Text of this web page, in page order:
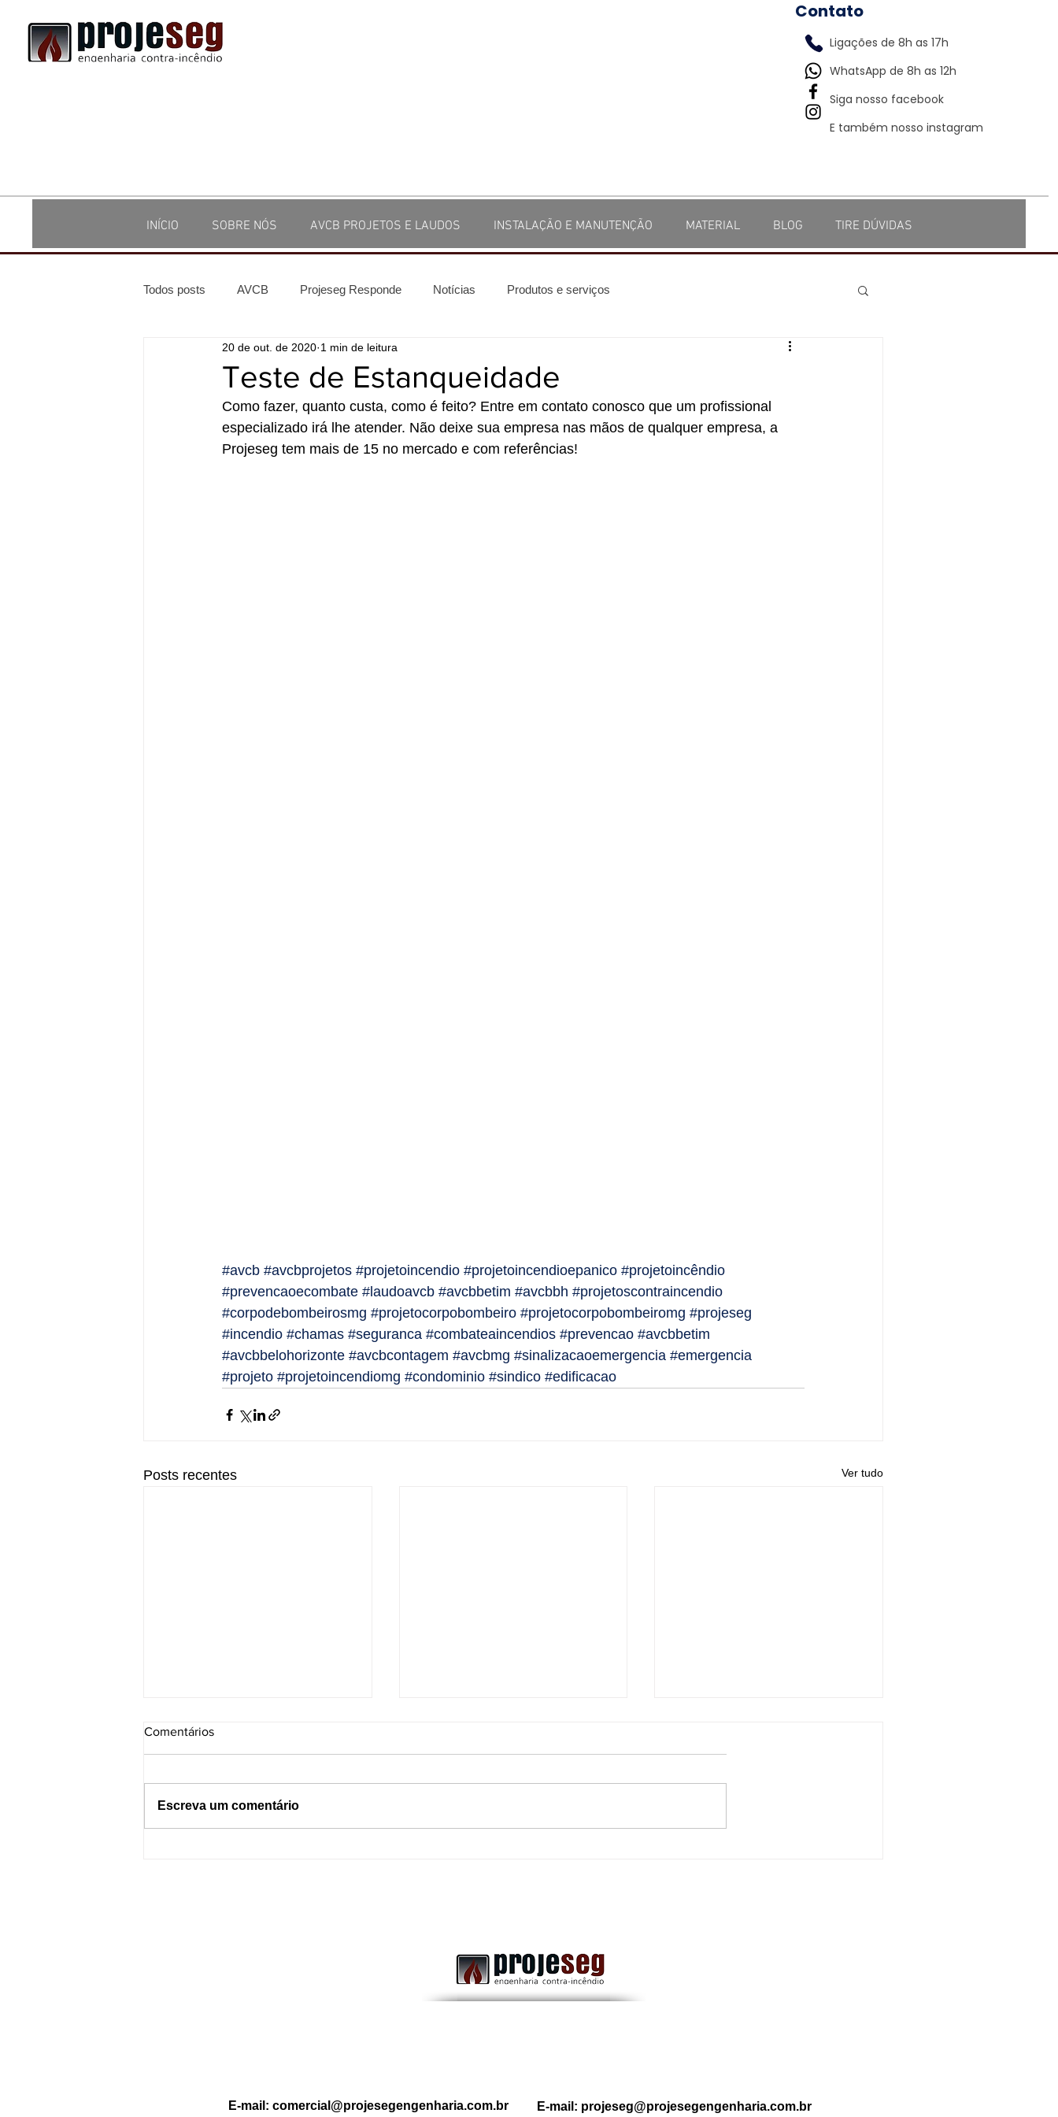
Contato
Ligações de 8h as 17h
WhatsApp de 8h as 12h
Siga nosso facebook
E também nosso instagram
INÍCIO SOBRE NÓS AVCB PROJETOS E LAUDOS INSTALAÇÃO E MANUTENÇÃO MATERIAL BLOG TIRE DÚVIDAS
Todos posts AVCB Projeseg Responde Notícias Produtos e serviços
Teste de Estanqueidade
20 de out. de 2020 1 min de leitura
Como fazer, quanto custa, como é feito? Entre em contato conosco que um profissional
especializado irá lhe atender. Não deixe sua empresa nas mãos de qualquer empresa, a
Projeseg tem mais de 15 no mercado e com referências!
#avcb #avcbprojetos #projetoincendio #projetoincendioepanico #projetoincêndio
#prevencaoecombate #laudoavcb #avcbbetim #avcbbh #projetoscontraincendio
#corpodebombeirosmg #projetocorpobombeiro #projetocorpobombeiromg #projeseg
#incendio #chamas #seguranca #combateaincendios #prevencao #avcbbetim
#avcbbelohorizonte #avcbcontagem #avcbmg #sinalizacaoemergencia #emergencia
#projeto #projetoincendiomg #condominio #sindico #edificacao
Posts recentes Ver tudo
Comentários
Escreva um comentário
E-mail: comercial@projesegengenharia.com.br E-mail: projeseg@projesegengenharia.com.br